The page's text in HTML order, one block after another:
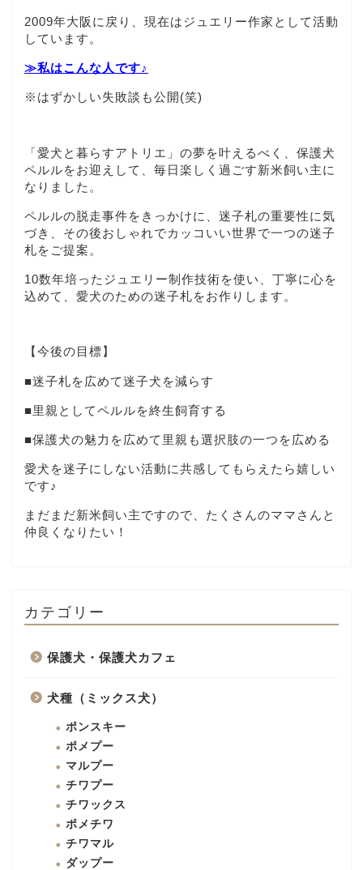
2009年大阪に戻り、現在はジュエリー作家として活動
しています。
≫私はこんな人です♪
※はずかしい失敗談も公開(笑)
「愛犬と暮らすアトリエ」の夢を叶えるべく、保護犬
ペルルをお迎えして、毎日楽しく過ごす新米飼い主に
なりました。
ペルルの脱走事件をきっかけに、迷子札の重要性に気
づき、その後おしゃれでカッコいい世界で一つの迷子
札をご提案。
10数年培ったジュエリー制作技術を使い、丁寧に心を
込めて、愛犬のための迷子札をお作りします。
【今後の目標】
■迷子札を広めて迷子犬を減らす
■里親としてペルルを終生飼育する
■保護犬の魅力を広めて里親も選択肢の一つを広める
愛犬を迷子にしない活動に共感してもらえたら嬉しい
です♪
まだまだ新米飼い主ですので、たくさんのママさんと
仲良くなりたい！
カテゴリー
保護犬・保護犬カフェ
犬種（ミックス犬）
ポンスキー
ポメプー
マルプー
チワプー
チワックス
ポメチワ
チワマル
ダップー